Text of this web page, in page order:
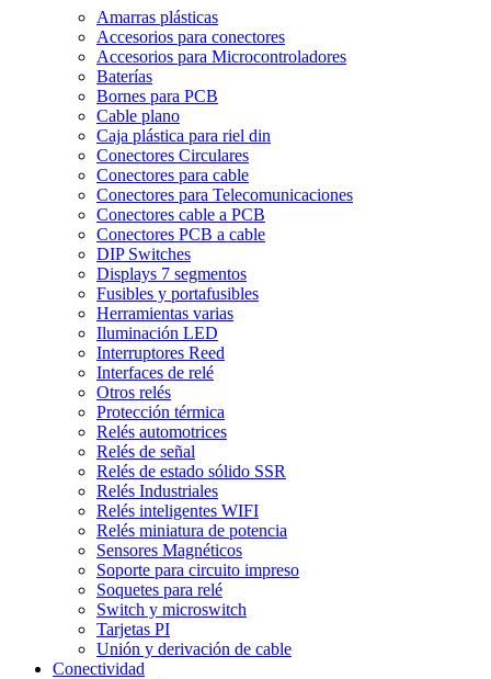
Amarras plásticas
Accesorios para conectores
Accesorios para Microcontroladores
Baterías
Bornes para PCB
Cable plano
Caja plástica para riel din
Conectores Circulares
Conectores para cable
Conectores para Telecomunicaciones
Conectores cable a PCB
Conectores PCB a cable
DIP Switches
Displays 7 segmentos
Fusibles y portafusibles
Herramientas varias
Iluminación LED
Interruptores Reed
Interfaces de relé
Otros relés
Protección térmica
Relés automotrices
Relés de señal
Relés de estado sólido SSR
Relés Industriales
Relés inteligentes WIFI
Relés miniatura de potencia
Sensores Magnéticos
Soporte para circuito impreso
Soquetes para relé
Switch y microswitch
Tarjetas PI
Unión y derivación de cable
Conectividad